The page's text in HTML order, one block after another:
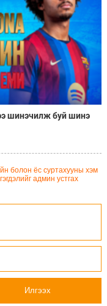
шинэчилж буй шинэ
болон ёс суртахууны хэм
админ устгах
Илгээх